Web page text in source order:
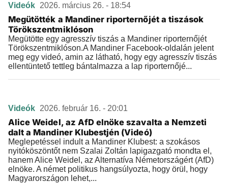
Videók 2026. március 26. - 18:54
Megütötték a Mandiner riporternőjét a tiszások
Törökszentmiklóson
Megütötte egy agresszív tiszás a Mandiner riporternőjét
Törökszentmiklóson.A Mandiner Facebook-oldalán jelent
meg egy videó, amin az látható, hogy egy agresszív tiszás
ellentüntető tettleg bántalmazza a lap riporternőjé...
Videók 2026. február 16. - 20:01
Alice Weidel, az AfD elnöke szavalta a Nemzeti
dalt a Mandiner Klubestjén (Videó)
Meglepetéssel indult a Mandiner Klubest: a szokásos
nyitóköszöntőt nem Szalai Zoltán lapigazgató mondta el,
hanem Alice Weidel, az Alternatíva Németországért (AfD)
elnöke. A német politikus hangsúlyozta, hogy örül, hogy
Magyarországon lehet,...